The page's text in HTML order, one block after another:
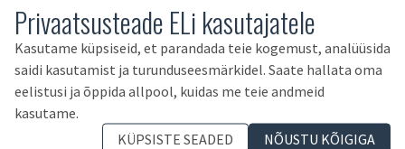
Privaatsusteade ELi kasutajatele
Kasutame küpsiseid, et parandada teie kogemust, analüüsida
saidi kasutamist ja turunduseesmärkidel. Saate hallata oma
eelistusi ja õppida allpool, kuidas me teie andmeid
kasutame.
KÜPSISTE SEADED
NÕUSTU KÕIGIGA